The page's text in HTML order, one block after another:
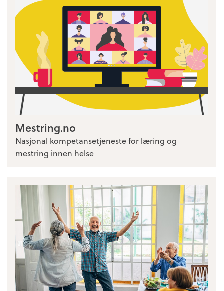
Mestring.no
Nasjonal kompetansetjeneste for læring og
mestring innen helse